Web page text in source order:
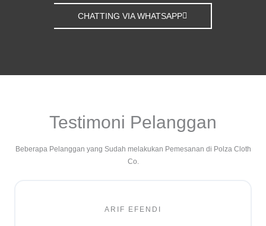
CHATTING VIA WHATSAPP
Testimoni Pelanggan
Beberapa Pelanggan yang Sudah melakukan Pemesanan di Polza Cloth
Co.
ARIF EFENDI